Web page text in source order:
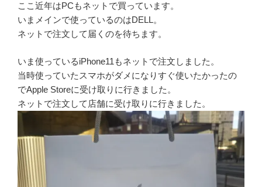
ここ近年はPCもネットで買っています。
いまメインで使っているのはDELL。
ネットで注文して届くのを待ちます。
いま使っているiPhone11もネットで注文しました。
当時使っていたスマホがダメになりすぐ使いたかったの
でApple Storeに受け取りに行きました。
ネットで注文して店舗に受け取りに行きました。